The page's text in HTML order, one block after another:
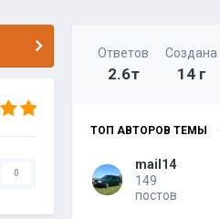
0
Ответов
2.6т
Создана
14 г
ТОП АВТОРОВ ТЕМЫ
mail14
149
постов